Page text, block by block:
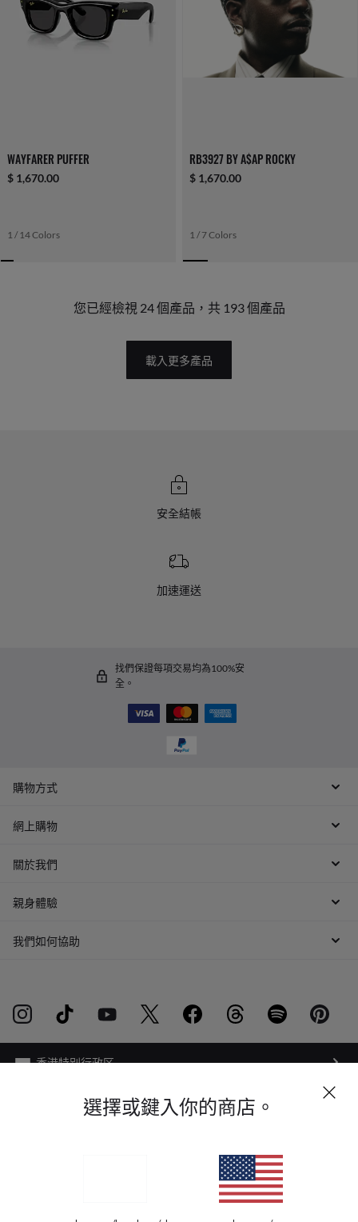
選擇或鍵入你的商店。
WAYFARER PUFFER
$ 1,670.00
1 / 14 Colors
RB3927 BY A$AP ROCKY
$ 1,670.00
1 / 7 Colors
您已經檢視 24 個產品，共 193 個產品
載入更多產品
安全結帳
加速運送
找們保證每項交易均為100%安
全。
購物方式
網上購物
關於我們
親身體驗
我們如何協助
網路隱私權條例